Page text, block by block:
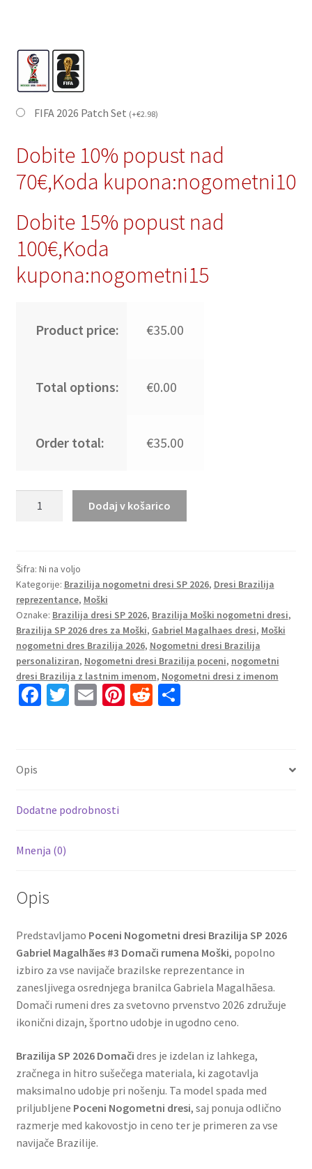
FIFA 2026 Patch Set (+€2.98)
Dobite 10% popust nad
70€,Koda kupona:nogometni10
Dobite 15% popust nad
100€,Koda
kupona:nogometni15
Product price: €35.00
Total options: €0.00
Order total: €35.00
SP
2026
Gabriel
Magalhaes
#3
Domači
rumena
Moški
količina
Dodaj v košarico
Šifra: Ni na voljo
Kategorije: Brazilija nogometni dresi SP 2026, Dresi Brazilija
reprezentance, Moški
Oznake: Brazilija dresi SP 2026, Brazilija Moški nogometni dresi,
Brazilija SP 2026 dres za Moški, Gabriel Magalhaes dresi, Moški
nogometni dres Brazilija 2026, Nogometni dresi Brazilija
personaliziran, Nogometni dresi Brazilija poceni, nogometni
dresi Brazilija z lastnim imenom, Nogometni dresi z imenom
Fa
k
T E Pi R S
Opis
Dodatne podrobnosti
Mnenja (0)
Opis
Predstavljamo Poceni Nogometni dresi Brazilija SP 2026
Gabriel Magalhães #3 Domači rumena Moški, popolno
izbiro za vse navijače brazilske reprezentance in
zanesljivega osrednjega branilca Gabriela Magalhãesa.
Domači rumeni dres za svetovno prvenstvo 2026 združuje
ikonični dizajn, športno udobje in ugodno ceno.
Brazilija SP 2026 Domači dres je izdelan iz lahkega,
zračnega in hitro sušečega materiala, ki zagotavlja
maksimalno udobje pri nošenju. Ta model spada med
priljubljene Poceni Nogometni dresi, saj ponuja odlično
razmerje med kakovostjo in ceno ter je primeren za vse
navijače Brazilije.